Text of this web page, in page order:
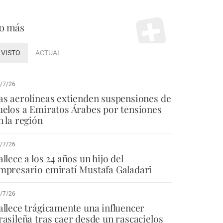
más
VISTO ACTUAL
7/26
aerolíneas extienden suspensiones de
a Emiratos Árabes por tensiones
la región
7/26
a los 24 años un hijo del
emiratí Mustafa Galadari
7/26
trágicamente una influencer
tras caer desde un rascacielos